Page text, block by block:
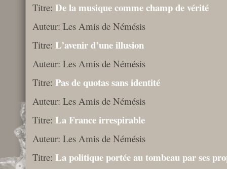
Titre: De la musique comme champ de vérité
Auteur: Les Amis de Némésis
Titre: L’avenir d’une illusion
Auteur: Les Amis de Némésis
Titre: Pas de quotas sans identité
Auteur: Les Amis de Némésis
Titre: La France irrespirable
Auteur: Les Amis de Némésis
Titre: La politique portée au tombeau par ses